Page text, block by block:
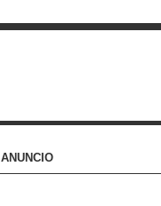
ANUNCIO